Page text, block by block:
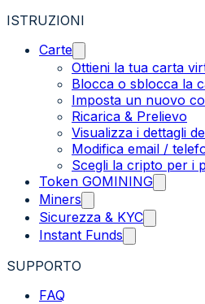
ISTRUZIONI
Carte
Ottieni la tua carta
Blocca o sblocca la
Imposta un nuovo
Ricarica & Prelievo
Visualizza i dettagli
Modifica email /
Scegli la cripto per i
Token GOMINING
Miners
Sicurezza & KYC
Instant Funds
SUPPORTO
FAQ